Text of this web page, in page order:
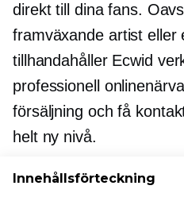
direkt till dina fans.
framväxande artist eller
tillhandahåller Ecwid
professionell
försäljning och få
helt ny nivå.
Ta nästa steg i din
Innehållsförteckning